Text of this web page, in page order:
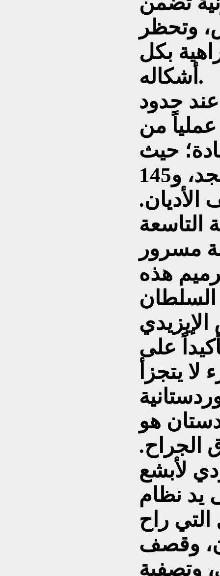
وتحظر
بكل
أشكاله.
حدود
من
حيث
يضم الإقليم نحو 5800 مسجد، و145
الأديان.
التاسعة
مسرور
هذه
السلطان
على
يتجزأ
هو
الجراح.
لأبشع
يد نظام
التي راح
وقصف
وتصفية